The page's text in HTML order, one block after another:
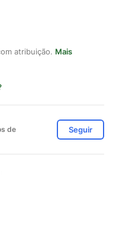
atribuição. Mais
de
Seguir